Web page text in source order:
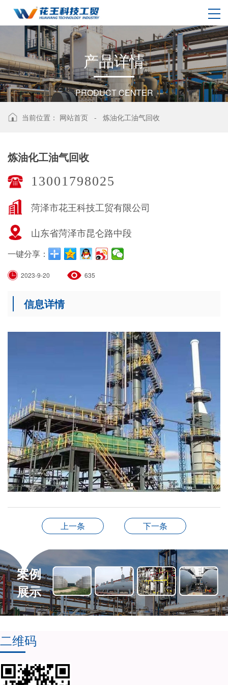
产品详情
PRODUCT CENTER
当前位置： 网站首页 - 炼油化工油气回收
炼油化工油气回收
13001798025
菏泽市花王科技工贸有限公司
山东省菏泽市昆仑路中段
一键分享：
2023-9-20 635
信息详情
上一条 下一条
案例
展示
二维码